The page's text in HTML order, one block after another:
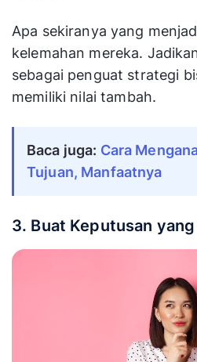
Apa sekiranya yang
kelemahan mereka.
sebagai penguat strategi
memiliki nilai tambah.
Baca juga: Cara
Tujuan, Manfaatnya
3. Buat Keputusan